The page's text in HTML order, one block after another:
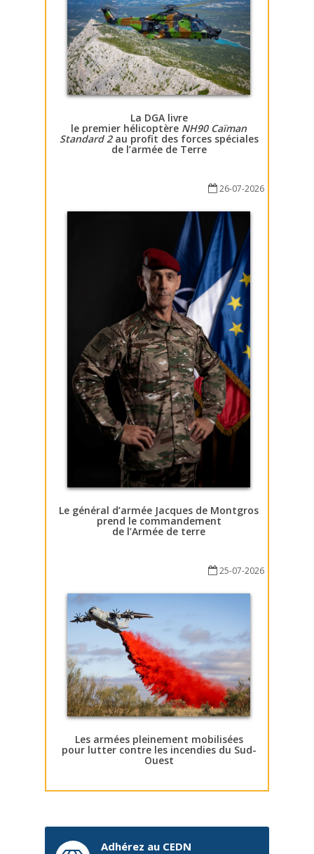
La DGA livre
le premier hélicoptère NH90 Caïman
Standard 2au profit des forces spéciales
de l’armée de Terre
26-07-2026
Le général d’armée Jacques de Montgros
prend le commandement
de l’Armée de terre
25-07-2026
Les armées pleinement mobilisées
pour lutter contre les incendies du Sud-
Ouest
Adhérez au CEDN